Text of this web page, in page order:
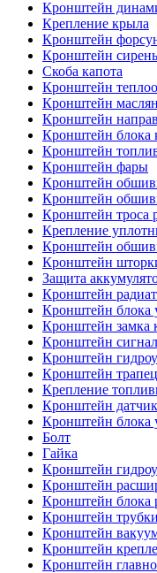
Кронштейн
Крепление крыла
Кронштейн
Кронштейн
Скоба капота
Кронштейн
Кронштейн
Кронштейн
Кронштейн блока
Кронштейн
Кронштейн фары
Кронштейн
Кронштейн
Кронштейн троса
Крепление
Кронштейн
Кронштейн
Защита
Кронштейн
Кронштейн блока
Кронштейн замка
Кронштейн
Кронштейн
Кронштейн
Крепление
Кронштейн
Кронштейн блока
Болт
Гайка
Кронштейн
Кронштейн
Кронштейн блока
Кронштейн
Кронштейн
Кронштейн
Кронштейн